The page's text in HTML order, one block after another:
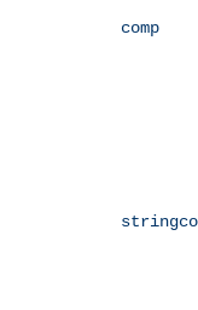
comp